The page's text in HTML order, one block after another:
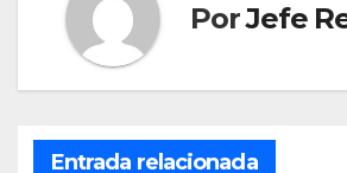
PorJefe
Entrada relacionada